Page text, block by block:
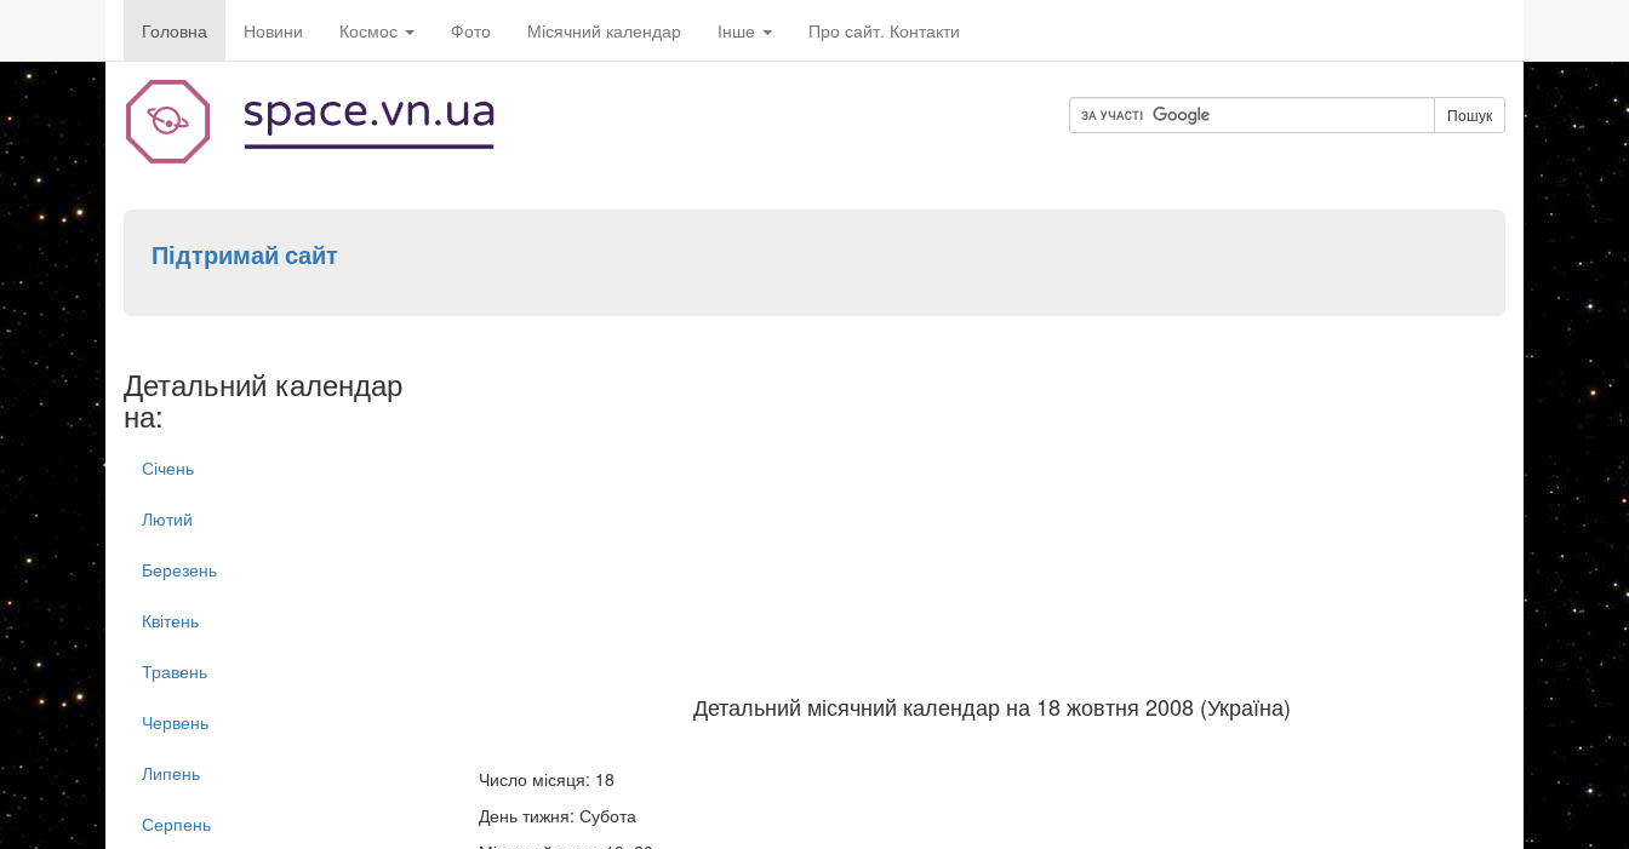
Головна Новини Космос Фото Місячний календар Інше Про сайт. Контакти
Пошук
Підтримай сайт
Детальний місячний календар на 18 жовтня 2008 (Україна)
Число місяця: 18
День тижня: Субота
Детальний календар
на:
Січень
Лютий
Березень
Квітень
Травень
Червень
Липень
Серпень